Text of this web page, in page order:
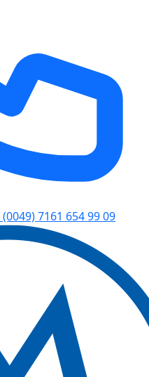
(0049) 7161 654 99 09